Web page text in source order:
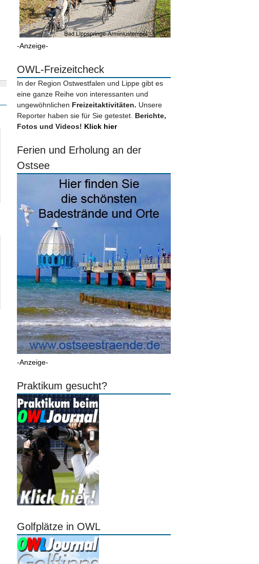
-Anzeige-
OWL-Freizeitcheck
In der Region Ostwestfalen und Lippe gibt es
eine ganze Reihe von interessanten und
ungewöhnlichen Freizeitaktivitäten. Unsere
Reporter haben sie für Sie getestet. Berichte,
Fotos und Videos! Klick hier
Ferien und Erholung an der
Ostsee
-Anzeige-
Praktikum gesucht?
Golfplätze in OWL